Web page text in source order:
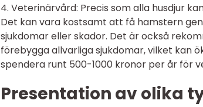
4. Veterinärvård: Precis som alla husdjur
Det kan vara kostsamt att få hamstern
sjukdomar eller skador. Det är också
förebygga allvarliga sjukdomar, vilket kan
spendera runt 500-1000 kronor per år för
Presentation av olika